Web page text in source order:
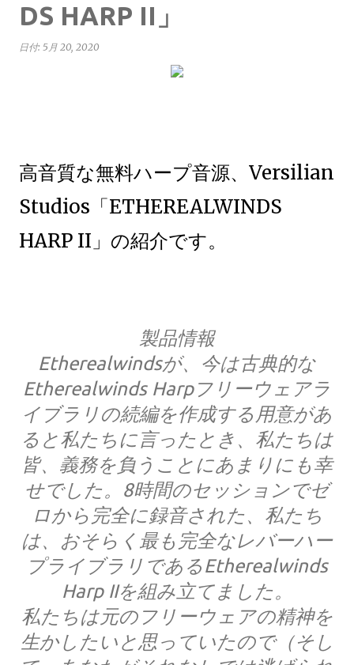
DS HARP II」
日付: 5月 20, 2020
高音質な無料ハープ音源、Versilian
Studios「ETHEREALWINDS
HARP II」の紹介です。
製品情報
Etherealwindsが、今は古典的な
Etherealwinds Harpフリーウェアラ
イブラリの続編を作成する用意があ
ると私たちに言ったとき、私たちは
皆、義務を負うことにあまりにも幸
せでした。8時間のセッションでゼ
ロから完全に録音された、私たち
は、おそらく最も完全なレバーハー
プライブラリであるEtherealwinds
Harp IIを組み立てました。
私たちは元のフリーウェアの精神を
生かしたいと思っていたので（そし